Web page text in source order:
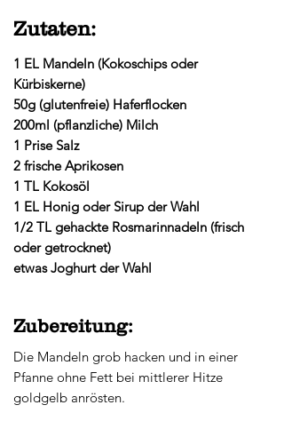
Zutaten:
1 EL Mandeln (Kokoschips oder
Kürbiskerne)
50g (glutenfreie) Haferflocken
200ml (pflanzliche) Milch
1 Prise Salz
2 frische Aprikosen
1 TL Kokosöl
1 EL Honig oder Sirup der Wahl
1/2 TL gehackte Rosmarinnadeln (frisch
oder getrocknet)
etwas Joghurt der Wahl
Zubereitung:
Die Mandeln grob hacken und in einer
Pfanne ohne Fett bei mittlerer Hitze
goldgelb anrösten.​